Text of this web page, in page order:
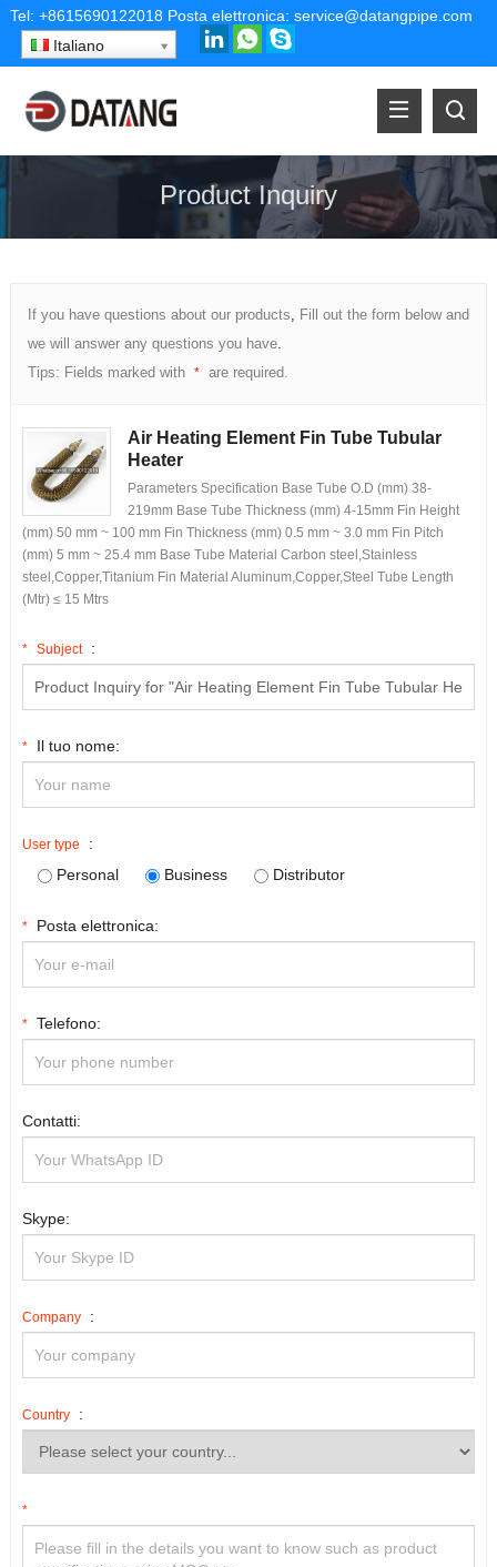
Tel: +8615690122018 Posta elettronica: service@datangpipe.com
Italiano
Product Inquiry
If you have questions about our products
Fill out the form below and
we will answer any questions you have.
Tips: Fields marked with * are required
Air Heating Element Fin Tube Tubular
Heater
Parameters Specification ‌Base Tube O.D (mm)‌ 38-
219mm ‌Base Tube Thickness(mm)‌ 4-15mm ‌Fin Height
(mm)50 mm ~100 mm ‌Fin Thickness(mm)0.5 mm ~3.0 mm ‌Fin Pitch
(mm)5 mm ~25.4 mm ‌Base Tube Material‌ Carbon steel,Stainless
steel,Copper,Titanium ‌Fin Material‌ Aluminum,Copper,Steel ‌Tube Length
(Mtr)‌ ≤15 Mtrs
* Subject :
* Il tuo nome:
User type
:
Personal
Business Distributor
* Posta elettronica:
* Telefono:
Contatti:
Skype:
Company :
Country :
*